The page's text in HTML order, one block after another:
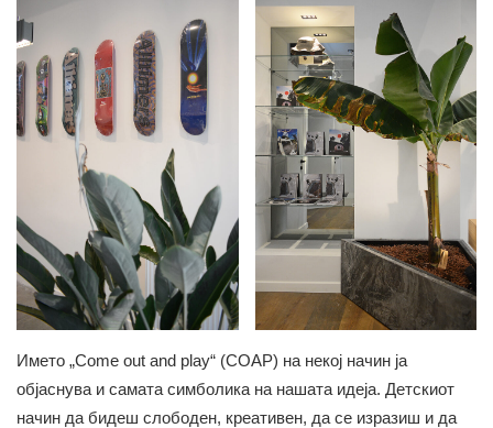
Името „Come out and play“ (COAP) на некој начин ја
објаснува и самата симболика на нашата идеја. Детскиот
начин да бидеш слободен, креативен, да се изразиш и да